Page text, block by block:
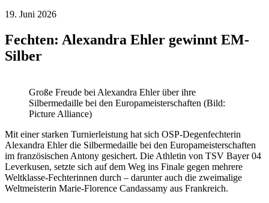
19. Juni 2026
Fechten: Alexandra Ehler gewinnt EM-
Silber
Große Freude bei Alexandra Ehler über ihre
Silbermedaille bei den Europameisterschaften (Bild:
Picture Alliance)
Mit einer starken Turnierleistung hat sich OSP-Degenfechterin
Alexandra Ehler die Silbermedaille bei den Europameisterschaften
im französischen Antony gesichert. Die Athletin von TSV Bayer 04
Leverkusen, setzte sich auf dem Weg ins Finale gegen mehrere
Weltklasse-Fechterinnen durch – darunter auch die zweimalige
Weltmeisterin Marie-Florence Candassamy aus Frankreich.